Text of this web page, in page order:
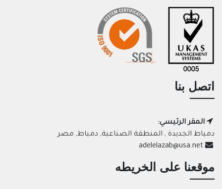
اتصل بنا
المقر الرئيسي:
دمياط الجديدة , المنطقة الصناعية, دمياط, مصر
موقعنا على الخريطه